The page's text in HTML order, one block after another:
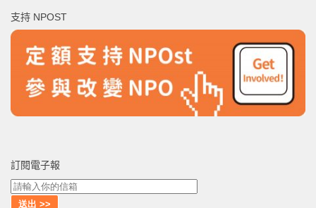
字:
支持 NPOST
訂閱電子報